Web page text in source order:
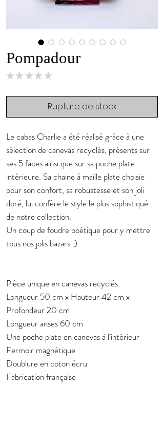
Pompadour
★ ★ ★ ★ ★
Rupture de stock
Le cabas Charlie a été réalisé grâce à une
sélection de canevas recyclés, présents sur
ses 5 faces ainsi que sur sa poche plate
intérieure. Sa chaine à maille plate choisie
pour son confort, sa robustesse et son joli
doré, lui confère le style le plus sophistiqué
de notre collection.
Un coup de foudre poétique pour y mettre
tous nos jolis bazars :).
Pièce unique en canevas recyclés
Longueur 50 cm x Hauteur 42 cm x
Profondeur 20 cm
Longueur anses 60 cm
Une poche plate en canevas à l’intérieur
Fermoir magnétique
Doublure en coton écru
Fabrication française